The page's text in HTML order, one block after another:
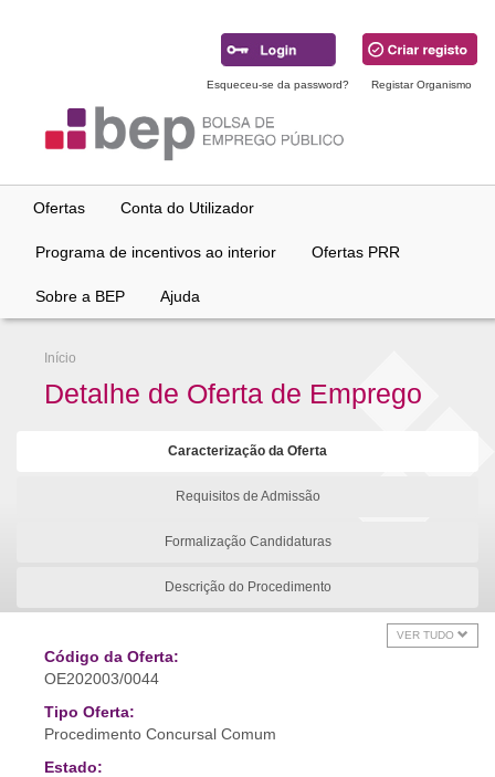
Esqueceu-se da password? Registar Organismo
Ofertas Conta do Utilizador
Programa de incentivos ao interior Ofertas PRR
Sobre a BEP Ajuda
Início
Detalhe de Oferta de Emprego
Caracterização da Oferta
Requisitos de Admissão
Formalização Candidaturas
Descrição do Procedimento
VER TUDO
Código da Oferta:
OE202003/0044
Tipo Oferta:
Procedimento Concursal Comum
Estado: